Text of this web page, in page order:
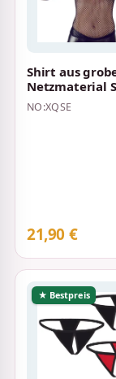
Shirt aus
Netzmaterial
NO:XQSE
21,90 €
★ Bestpreis